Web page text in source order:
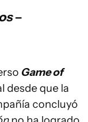
–
Game of
desde que la
concluyó